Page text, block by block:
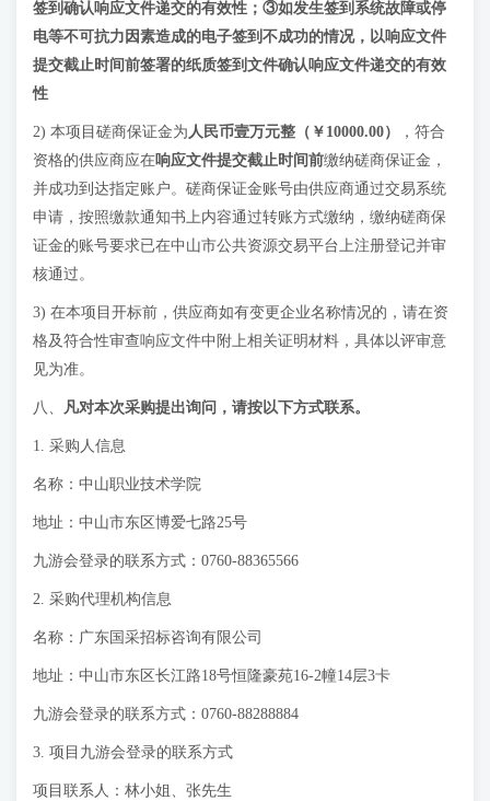
签到确认响应文件递交的有效性；③如发生签到系统故障或停
电等不可抗力因素造成的电子签到不成功的情况，以响应文件
提交截止时间前签署的纸质签到文件确认响应文件递交的有效
性
2) 本项目磋商保证金为 人民币壹万元整（￥ 10000.00）
，符合
资格的供应商应在响应文件提交截止时间前缴纳磋商保证金，
并成功到达指定账户。磋商保证金账号由供应商通过交易系统
申请，按照缴款通知书上内容通过转账方式缴纳，缴纳磋商保
证金的账号要求已在中山市公共资源交易平台上注册登记并审
核通过。
3) 在本项目开标前，供应商如有变更企业名称情况的，请在资
格及符合性审查响应文件中附上相关证明材料，具体以评审意
见为准。
八、 凡对本次采购提出询问，请按以下方式联系。
1. 采购人信息
名称：中山职业技术学院
地址：中山市东区博爱七路25号
九游会登录的联系方式：0760-88365566
2. 采购代理机构信息
名称：广东国采招标咨询有限公司
地址：中山市东区长江路18号恒隆豪苑16-2幢14层3卡
九游会登录的联系方式：0760-88288884
3. 项目九游会登录的联系方式
项目联系人：林小姐、张先生